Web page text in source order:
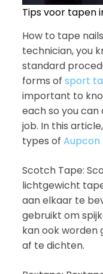
Tips voor tapen
How to tape
technician, you
standard
forms of sport
important to
each so you
job. In this
types of
Scotch Tape:
lichtgewicht
aan elkaar te
gebruikt om
kan ook worden
af te dichten.